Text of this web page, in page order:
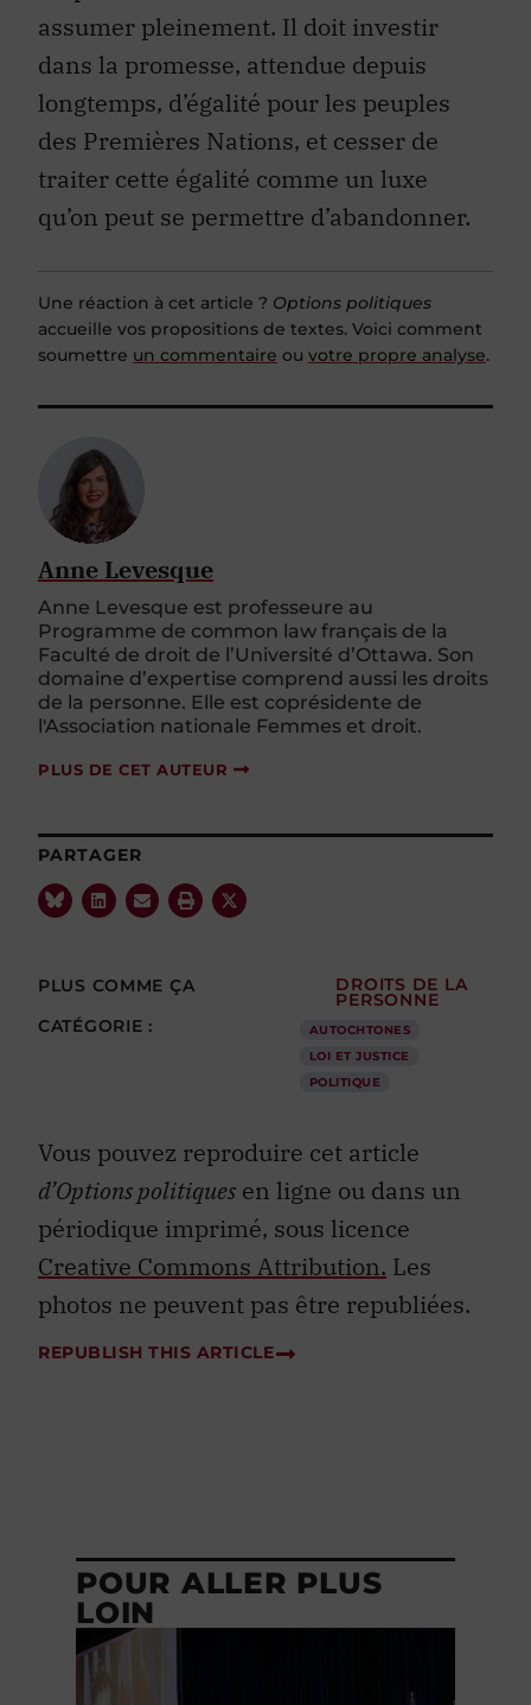
assumer pleinement. Il doit investir
dans la promesse, attendue depuis
longtemps, d’égalité pour les peuples
des Premières Nations, et cesser de
traiter cette égalité comme un luxe
qu’on peut se permettre d’abandonner.
Une réaction à cet article ? Options politiques
accueille vos propositions de textes. Voici comment
soumettre un commentaire ou votre propre analyse.
Anne Levesque
Anne Levesque est professeure au
Programme de common law français de la
Faculté de droit de l’Université d’Ottawa. Son
domaine d’expertise comprend aussi les droits
de la personne. Elle est coprésidente de
l'Association nationale Femmes et droit.
PLUS DE CET AUTEUR
PARTAGER
PLUS COMME ÇA
DROITS DE LA
PERSONNE
CATÉGORIE :
AUTOCHTONES
LOI ET JUSTICE
POLITIQUE
Vous pouvez reproduire cet article
d’Options politiques en ligne ou dans un
périodique imprimé, sous licence
Creative Commons Attribution. Les
photos ne peuvent pas être republiées.
REPUBLISH THIS ARTICLE
POUR ALLER PLUS
LOIN